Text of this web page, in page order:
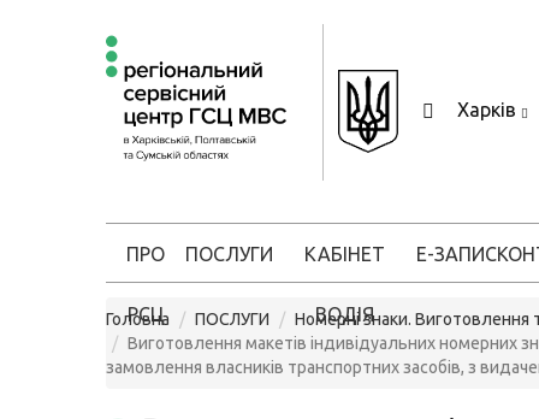
Харків
ПРО
РСЦ
ПОСЛУГИ КАБІНЕТ
ВОДІЯ
Е-ЗАПИС
Головна ПОСЛУГИ
Номерні знаки. Виготовлення
Виготовлення макетів індивідуальних номерних
замовлення власників транспортних засобів, з